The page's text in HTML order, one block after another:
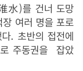
水)를 건너 도망
여러 명을 포로
. 초반의 접전에
주동권을 잡았